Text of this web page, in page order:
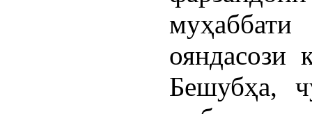
ояндасози
Бешубҳа,